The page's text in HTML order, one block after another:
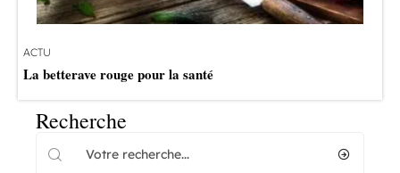
ACTU
La betterave rouge pour la santé
Recherche